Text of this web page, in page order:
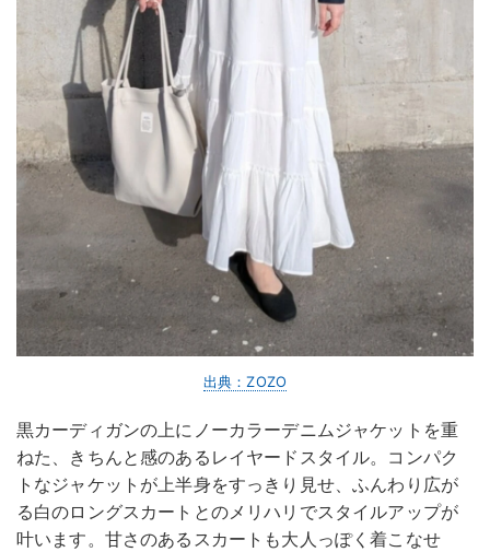
出典：ZOZO
黒カーディガンの上にノーカラーデニムジャケットを重
ねた、きちんと感のあるレイヤードスタイル。コンパク
トなジャケットが上半身をすっきり見せ、ふんわり広が
る白のロングスカートとのメリハリでスタイルアップが
叶います。甘さのあるスカートも大人っぽく着こなせ